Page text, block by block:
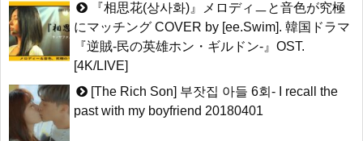
『相思花(상사화)』メロディㅡと音色が究極
にマッチング COVER by [ee.Swim]. 韓国ドラマ
『逆賊-民の英雄ホン・ギルドン-』OST.
[4K/LIVE]
[The Rich Son] 부잣집 아들 6회- I recall the
past with my boyfriend 20180401